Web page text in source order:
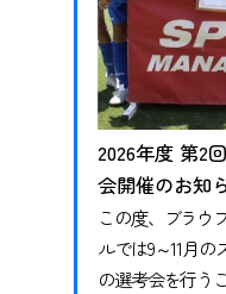
2026年度 第2
会開催のお知
この度、ブラウ
ルでは9～11月
の選考会を行う